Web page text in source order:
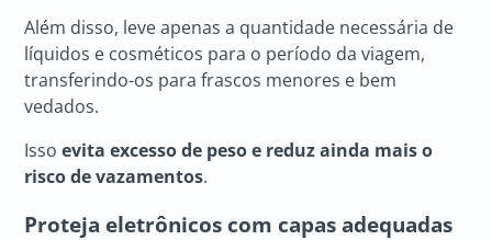
Além disso, leve apenas a quantidade necessária de
líquidos e cosméticos para o período da viagem,
transferindo-os para frascos menores e bem
vedados.
Issoevita excesso de peso e reduz ainda mais o
risco de vazamentos.
Proteja eletrônicos com capas adequadas